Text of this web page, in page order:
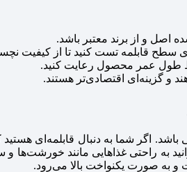
اصل و از برند معتبر باشد.
سطح قابلمه تست کنید تا از کیفیت
طول عمر محصول رعایت کنید.
و گزینه‌ای اقتصادی‌تر هستند.
اگر شما به دنبال قابلمه‌ای
به راحتی غذاهایی مانند خورشت‌ها
و به صورت یکنواخت بالا می‌رود.